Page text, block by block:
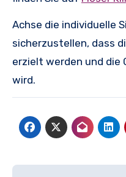
Achse die individuelle
sicherzustellen, dass
erzielt werden und
wird.